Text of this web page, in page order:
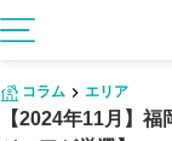
コラム エリア
【2024年11月】